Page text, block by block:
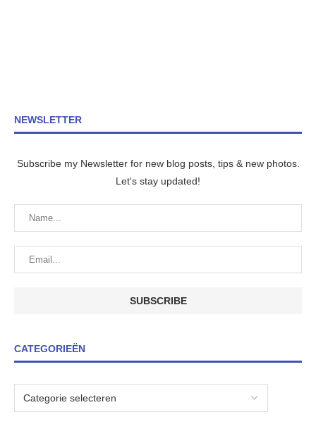
NEWSLETTER
Subscribe my Newsletter for new blog posts, tips & new photos.
Let's stay updated!
CATEGORIEËN